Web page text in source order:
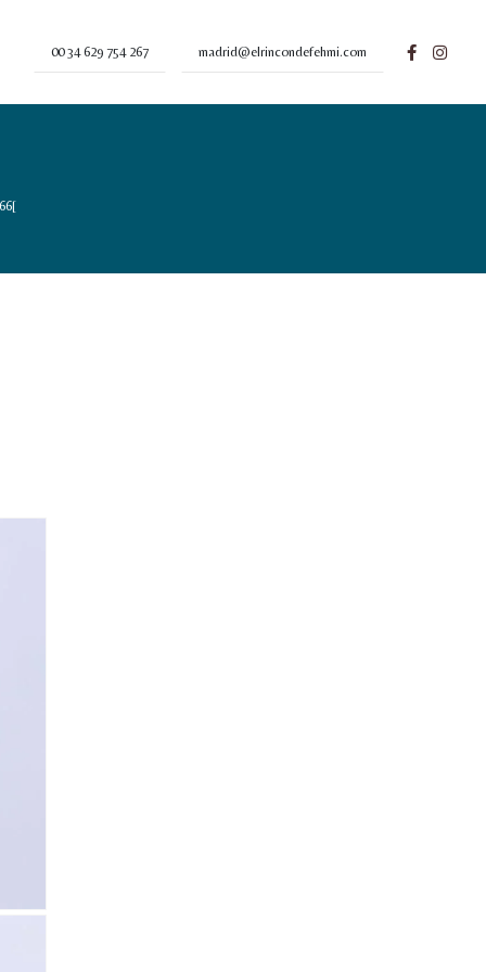
00 34 629 754 267 madrid@elrincondefehmi.com